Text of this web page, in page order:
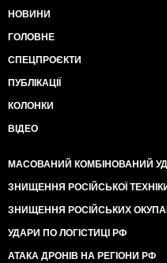
НОВИНИ
ГОЛОВНЕ
СПЕЦПРОЄКТИ
ПУБЛІКАЦІЇ
КОЛОНКИ
ВІДЕО
МАСОВАНИЙ КОМБІНОВАНИЙ
ЗНИЩЕННЯ РОСІЙСЬКОЇ
ЗНИЩЕННЯ РОСІЙСЬКИХ
УДАРИ ПО ЛОГІСТИЦІ РФ
АТАКА ДРОНІВ НА РЕГІОНИ РФ